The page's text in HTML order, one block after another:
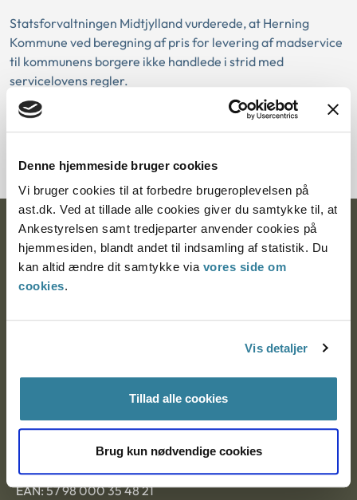
Denne hjemmeside bruger cookies
Vi bruger cookies til at forbedre brugeroplevelsen på
ast.dk. Ved at tillade alle cookies giver du samtykke til, at
Ankestyrelsen samt tredjeparter anvender cookies på
hjemmesiden, blandt andet til indsamling af statistik. Du
kan altid ændre dit samtykke via vores side om
cookies.
Vis detaljer
Tillad alle cookies
Brug kun nødvendige cookies
Statsforvaltningen Midtjylland vurderede, at Herning
Kommune ved beregning af pris for levering af madservice
til kommunens borgere ikke handlede i strid med
servicelovens regler.
Ankestyrelsen
Postadresse:
9000 Aalborg
Ankestyrelsen Aalborg
Ankestyrelsen København
EAN: 57 98 000 35 48 21